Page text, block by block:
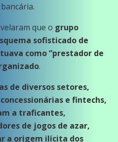
que o grupo
sofisticado de
como “prestador de
.
de diversos setores,
e fintechs,
a traficantes,
de jogos de azar,
a origem ilícita dos